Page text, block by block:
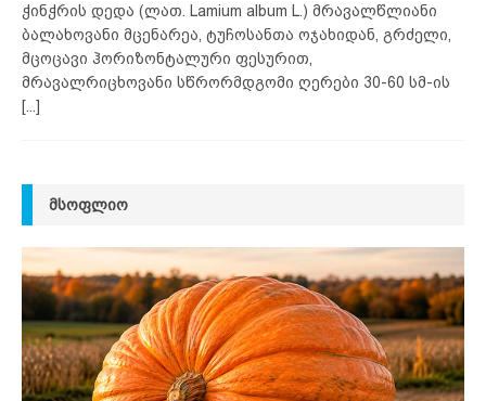
ჭინჭრის დედა (ლათ. Lamium album L.) მრავალწლიანი
ბალახოვანი მცენარეა, ტუჩოსანთა ოჯახიდან, გრძელი,
მცოცავი ჰორიზონტალური ფესურით,
მრავალრიცხოვანი სწრორმდგომი ღერები 30-60 სმ-ის
[...]
ᲛᲡᲝᲤᲚᲘᲝ